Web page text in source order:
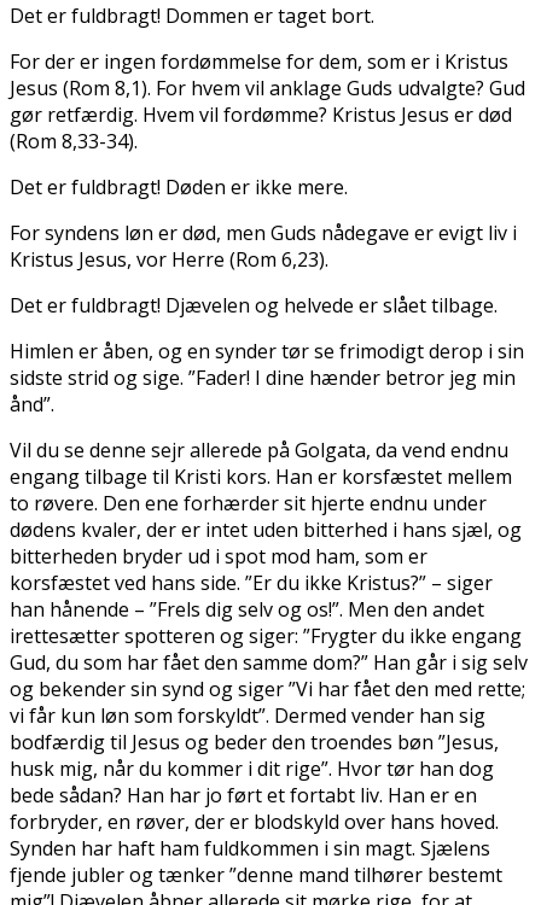
Det er fuldbragt! Dommen er taget bort.
For der er ingen fordømmelse for dem, som er i Kristus
Jesus (Rom 8,1). For hvem vil anklage Guds udvalgte? Gud
gør retfærdig. Hvem vil fordømme? Kristus Jesus er død
(Rom 8,33-34).
Det er fuldbragt! Døden er ikke mere.
For syndens løn er død, men Guds nådegave er evigt liv i
Kristus Jesus, vor Herre (Rom 6,23).
Det er fuldbragt! Djævelen og helvede er slået tilbage.
Himlen er åben, og en synder tør se frimodigt derop i sin
sidste strid og sige. ”Fader! I dine hænder betror jeg min
ånd”.
Vil du se denne sejr allerede på Golgata, da vend endnu
engang tilbage til Kristi kors. Han er korsfæstet mellem
to røvere. Den ene forhærder sit hjerte endnu under
dødens kvaler, der er intet uden bitterhed i hans sjæl, og
bitterheden bryder ud i spot mod ham, som er
korsfæstet ved hans side. ”Er du ikke Kristus?” – siger
han hånende – ”Frels dig selv og os!”. Men den andet
irettesætter spotteren og siger: ”Frygter du ikke engang
Gud, du som har fået den samme dom?” Han går i sig selv
og bekender sin synd og siger ”Vi har fået den med rette;
vi får kun løn som forskyldt”. Dermed vender han sig
bodfærdig til Jesus og beder den troendes bøn ”Jesus,
husk mig, når du kommer i dit rige”. Hvor tør han dog
bede sådan? Han har jo ført et fortabt liv. Han er en
forbryder, en røver, der er blodskyld over hans hoved.
Synden har haft ham fuldkommen i sin magt. Sjælens
fjende jubler og tænker ”denne mand tilhører bestemt